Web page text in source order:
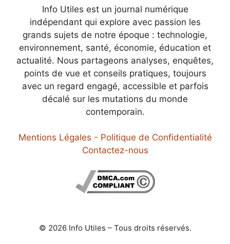
Info Utiles est un journal numérique
indépendant qui explore avec passion les
grands sujets de notre époque : technologie,
environnement, santé, économie, éducation et
actualité. Nous partageons analyses, enquêtes,
points de vue et conseils pratiques, toujours
avec un regard engagé, accessible et parfois
décalé sur les mutations du monde
contemporain.
Mentions Légales - Politique de Confidentialité
Contactez-nous
© 2026 Info Utiles – Tous droits réservés.